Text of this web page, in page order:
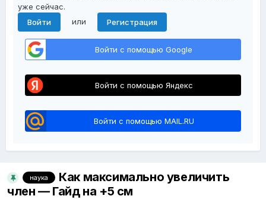
уже сейчас.
Войти
или Регистрация
Войти с помощью Google
Войти с помощью Яндекс
Войти с помощью MAIL.RU
наука
Как максимально увеличить
член — Гайд на +5 см